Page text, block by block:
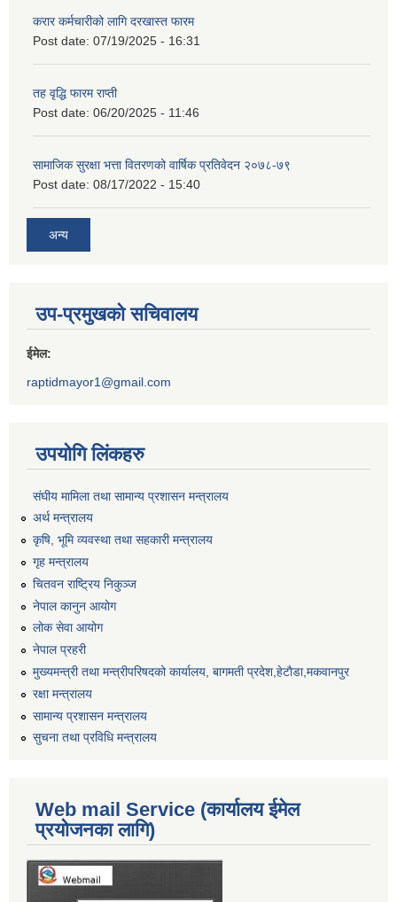
करार कर्मचारीको लागि दरखास्त फारम
Post date: 07/19/2025 - 16:31
तह वृद्धि फारम राप्ती
Post date: 06/20/2025 - 11:46
सामाजिक सुरक्षा भत्ता वितरणको वार्षिक प्रतिवेदन २०७८-७९
Post date: 08/17/2022 - 15:40
अन्य
उप-प्रमुखको सचिवालय
ईमेल:
raptidmayor1@gmail.com
उपयोगि लिंकहरु
संघीय मामिला तथा सामान्य प्रशासन मन्त्रालय
अर्थ मन्त्रालय
कृषि, भूमि व्यवस्था तथा सहकारी मन्त्रालय
गृह मन्त्रालय
चितवन राष्ट्रिय निकुञ्ज
नेपाल कानुन आयोग
लोक सेवा आयोग
नेपाल प्रहरी
मुख्यमन्त्री तथा मन्त्रीपरिषदको कार्यालय, बागमती प्रदेश,हेटाैडा,मकवानपुर
रक्षा मन्त्रालय
सामान्य प्रशासन मन्त्रालय
सुचना तथा प्रविधि मन्त्रालय
Web mail Service (कार्यालय ईमेल
प्रयोजनका लागि)